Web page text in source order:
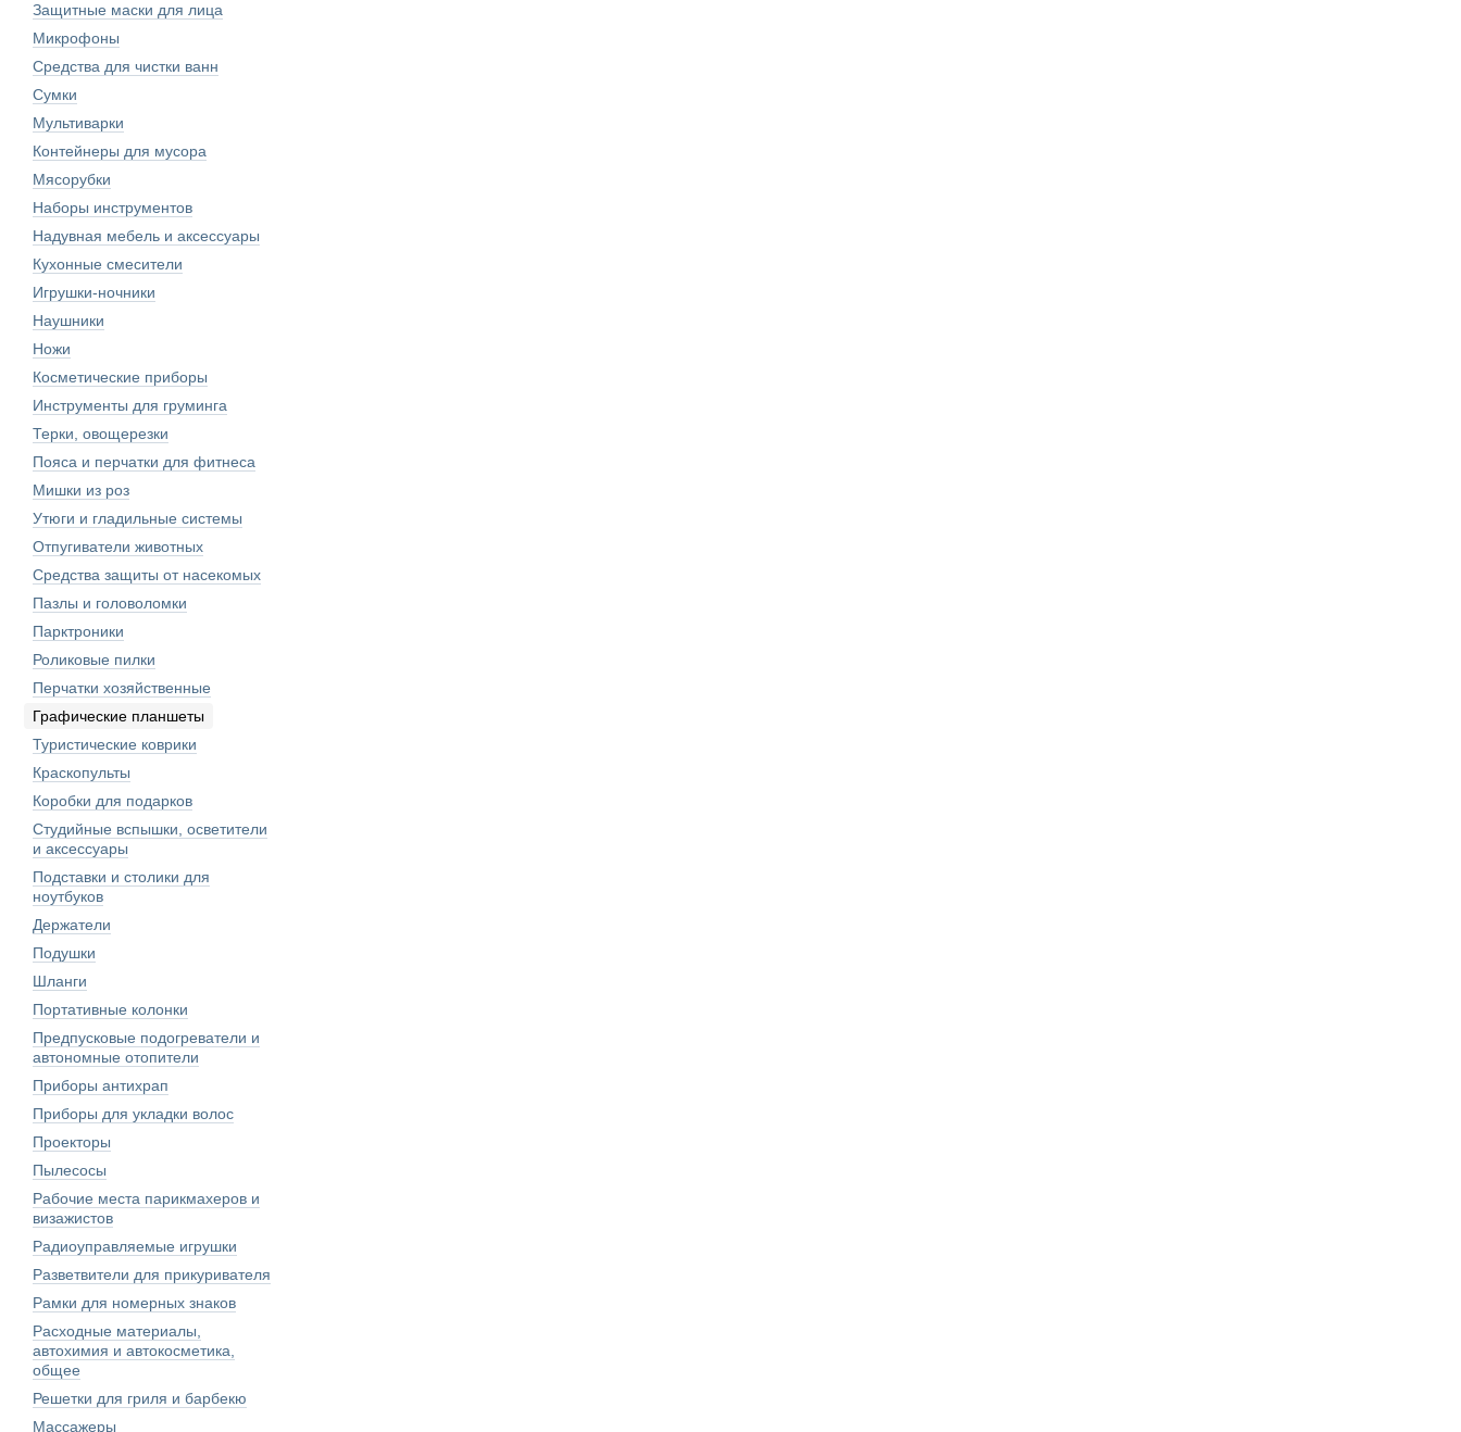
Защитные маски для лица
Микрофоны
Средства для чистки ванн
Сумки
Мультиварки
Контейнеры для мусора
Мясорубки
Наборы инструментов
Надувная мебель и аксессуары
Кухонные смесители
Игрушки-ночники
Наушники
Ножи
Косметические приборы
Инструменты для груминга
Терки, овощерезки
Пояса и перчатки для фитнеса
Мишки из роз
Утюги и гладильные системы
Отпугиватели животных
Средства защиты от насекомых
Пазлы и головоломки
Парктроники
Роликовые пилки
Перчатки хозяйственные
Графические планшеты
Туристические коврики
Краскопульты
Коробки для подарков
Студийные вспышки, осветители
и аксессуары
Подставки и столики для
ноутбуков
Держатели
Подушки
Шланги
Портативные колонки
Предпусковые подогреватели и
автономные отопители
Приборы антихрап
Приборы для укладки волос
Проекторы
Пылесосы
Рабочие места парикмахеров и
визажистов
Радиоуправляемые игрушки
Разветвители для прикуривателя
Рамки для номерных знаков
Расходные материалы,
автохимия и автокосметика,
общее
Решетки для гриля и барбекю
Массажеры